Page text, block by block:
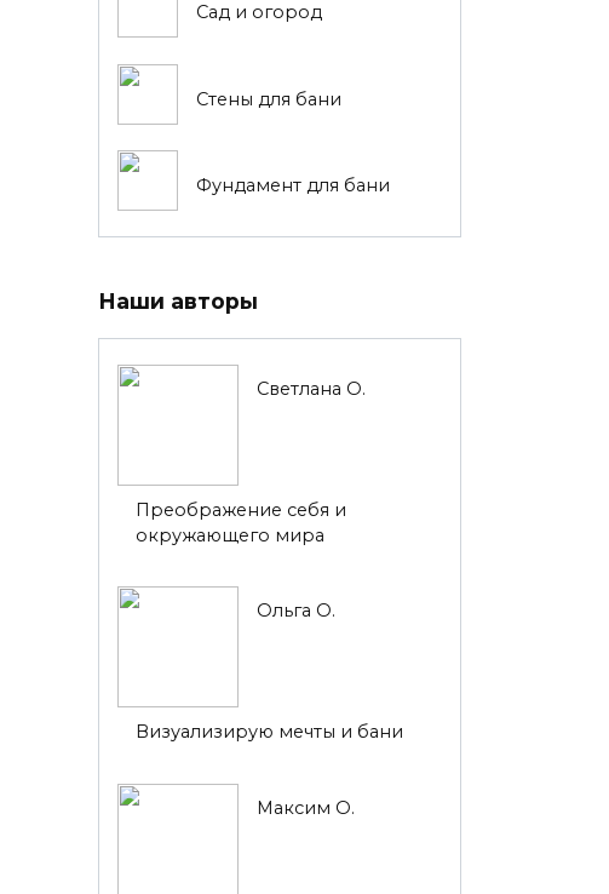
Сад и огород
Стены для бани
Фундамент для бани
Наши авторы
Светлана О.
Преображение себя и
окружающего мира
Ольга О.
Визуализирую мечты и бани
Максим О.